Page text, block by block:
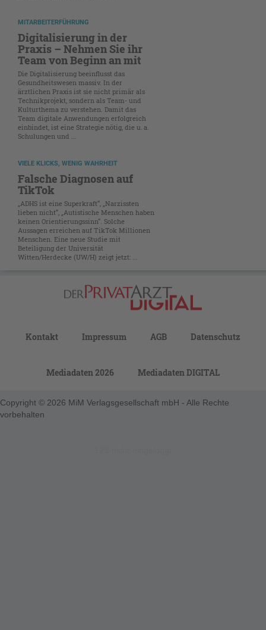
MITARBEITERFÜHRUNG
Digitalisierung in der
Praxis – Nehmen Sie ihr
Team von Beginn an mit
Die Digitalisierung beeinflusst das
Gesundheitswesen massiv. In der
ärztlichen Praxis ist sie nicht primär als
Technikprojekt, sondern als Team- und
Kulturthema zu verstehen. Damit das
Team digitale Anwendungen erfolgreich
einbindet, ist eine Strategie nötig, die u. a.
Schulungen und ...
VIELE KLICKS, WENIG WAHRHEIT
Falsche Diagnosen auf
TikTok
„ADHS ist eine Superkraft“, „Narzissten
lieben nicht“, „Autistische Menschen haben
keinen Orientierungssinn“. Solche
Aussagen erreichen auf TikTok Millionen
Menschen. Eine neue Studie mit
Beteiligung der Universität
Witten/Herdecke (UW/H) zeigt jetzt: ...
Kontakt Impressum AGB Datenschutz
Mediadaten 2026 Mediadaten DIGITAL
Copyright © 2026 MiM Verlagsgesellschaft mbH - Alle Rechte
vorbehalten